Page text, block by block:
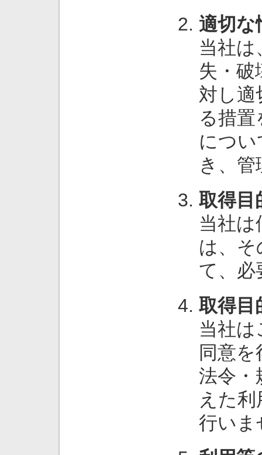
適切な
当社は
失・破
対し適
る措
につ
き、
取得目
当社
は、そ
て、必
取得目
当社
同意
法令・
えた
行いま